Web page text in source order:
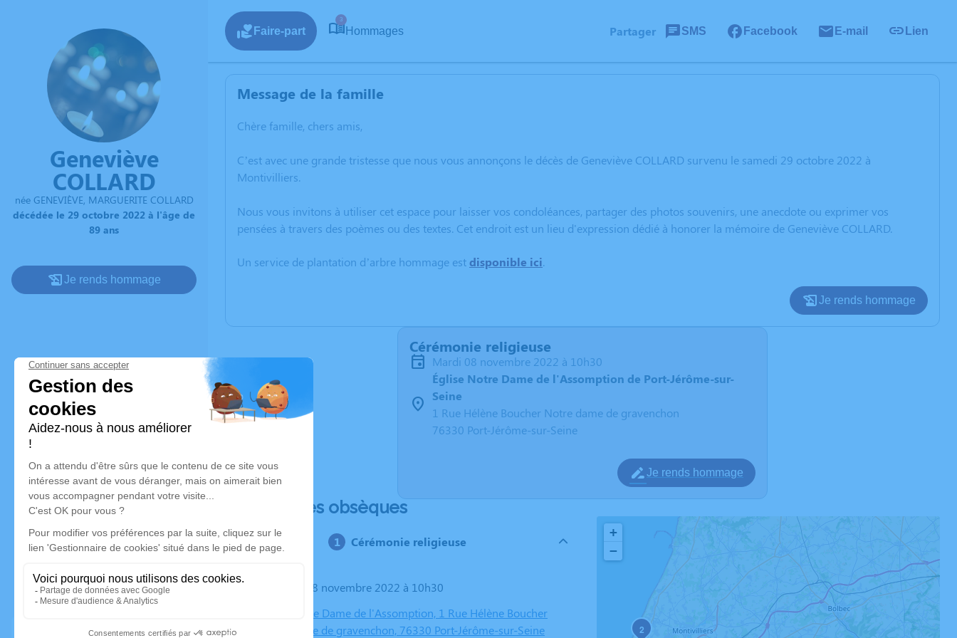
Geneviève
COLLARD
née GENEVIÈVE, MARGUERITE COLLARD
décédée le 29 octobre 2022 à l'âge de
89 ans
Je rends hommage
Faire-part
3
Hommages Partager SMS Facebook E-mail Lien
Message de la famille
Chère famille, chers amis,
C’est avec une grande tristesse que nous vous annonçons le décès de Geneviève COLLARD survenu le samedi 29 octobre 2022 à
Montivilliers.
Nous vous invitons à utiliser cet espace pour laisser vos condoléances, partager des photos souvenirs, une anecdote ou exprimer vos
pensées à travers des poèmes ou des textes. Cet endroit est un lieu d'expression dédié à honorer la mémoire de Geneviève COLLARD.
Un service de plantation d’arbre hommage estdisponible ici.
Je rends hommage
Cérémonie religieuse
mardi 08 novembre 2022 à 10h30
Église Notre Dame de l'Assomption de Port-Jérôme-sur-
Seine
1 Rue Hélène Boucher Notre dame de gravenchon
76330 Port-Jérôme-sur-Seine
Je rends hommage
Déroulé des obsèques
Cérémonie religieuse
Le mardi 08 novembre 2022 à 10h30
Église Notre Dame de l'Assomption, 1 Rue Hélène Boucher
Notre dame de gravenchon, 76330 Port-Jérôme-sur-Seine
2
+
−